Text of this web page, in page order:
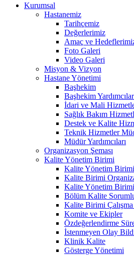
Kurumsal
Hastanemiz
Tarihçemiz
Değerlerimiz
Amaç ve
Foto Galeri
Video Galeri
Misyon & Vizyon
Hastane Yönetimi
Başhekim
Başhekim
İdari ve Mali
Sağlık Bakım
Destek ve Kalite
Teknik Hizmetler
Müdür Yardımcıları
Organizasyon Şeması
Kalite Yönetim Birimi
Kalite Yönetim Birimi
Kalite Birimi
Kalite Yönetim Birimi
Bölüm Kalite
Kalite Birimi Çalışma
Komite ve Ekipler
Özdeğerlendirme
İstenmeyen Olay
Klinik Kalite
Gösterge Yönetimi